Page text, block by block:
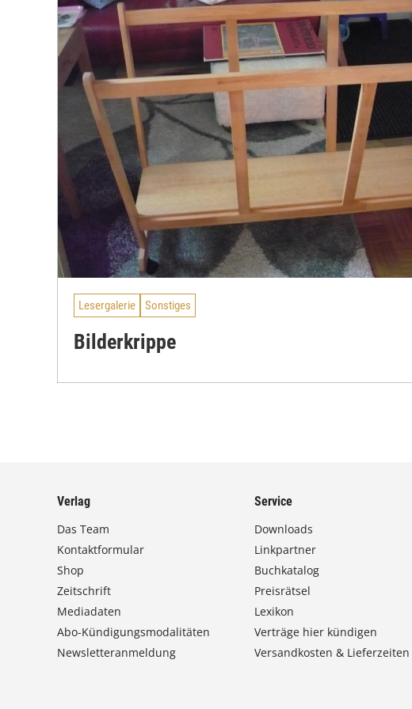
Lesergalerie Sonstiges
Bilderkrippe
Verlag
Das Team
Kontaktformular
Shop
Zeitschrift
Mediadaten
Abo-Kündigungsmodalitäten
Newsletteranmeldung
Service
Downloads
Linkpartner
Buchkatalog
Preisrätsel
Lexikon
Verträge hier kündigen
Versandkosten & Lieferzeiten